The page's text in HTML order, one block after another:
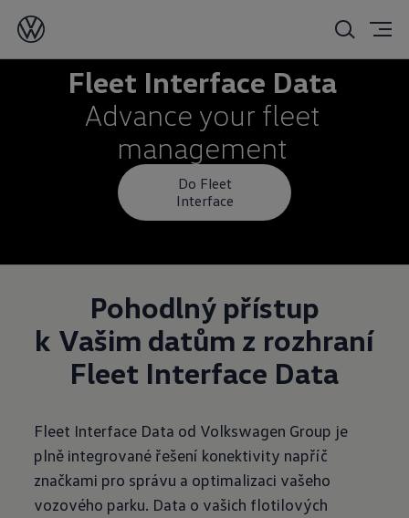
Fleet Interface Data
Advance your fleet
management
Do Fleet
Interface
Pohodlný přístup
k Vašim datům z rozhraní
Fleet Interface Data
Fleet Interface Data od Volkswagen Group je
plně integrované řešení konektivity napříč
značkami pro správu a optimalizaci vašeho
vozového parku. Data o vašich flotilových